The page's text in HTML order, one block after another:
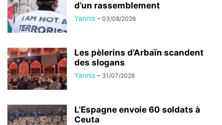
d’un rassemblement
Yannis - 03/08/2026
Les pèlerins d’Arbaïn scandent
des slogans
Yannis - 31/07/2026
L’Espagne envoie 60 soldats à
Ceuta